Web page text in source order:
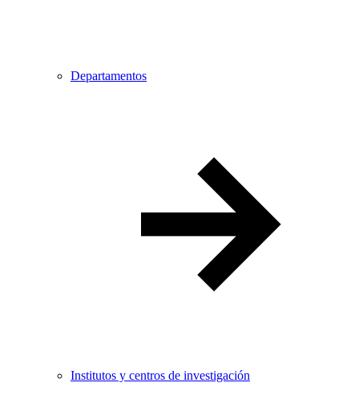
Departamentos
Institutos y centros de investigación